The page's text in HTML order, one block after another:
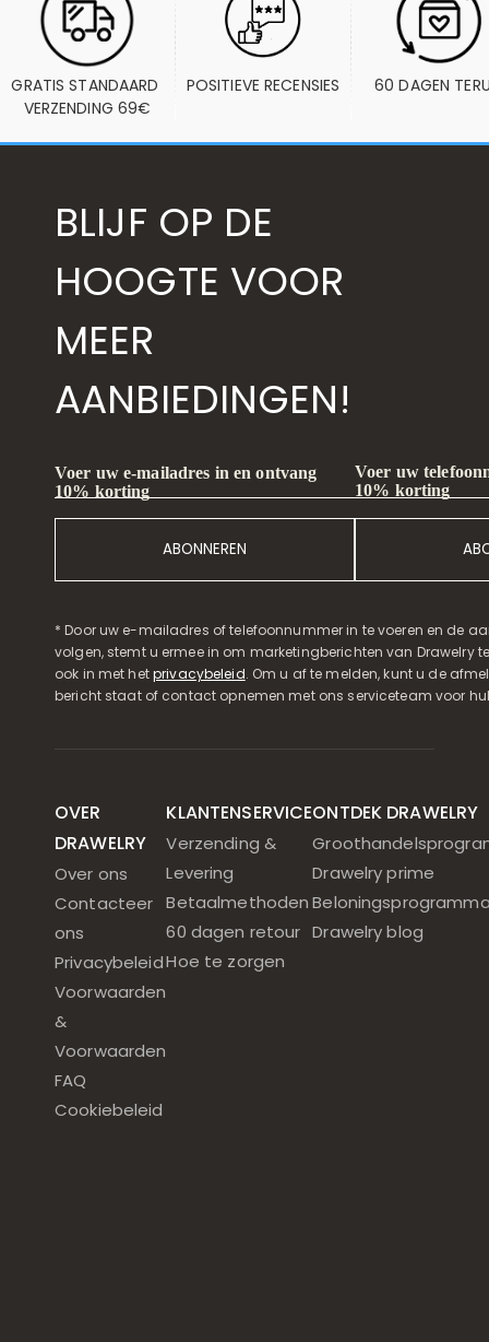
GRATIS STANDAARD
VERZENDING 69€
POSITIEVE RECENSIES 60 DAGEN
BLIJF OP DE
HOOGTE VOOR
MEER
AANBIEDINGEN!
Voer uw e-mailadres in en ontvang
10% korting
ABONNEREN
Voer uw
10% korting
* Door uw e-mailadres of telefoonnummer in te voeren en de
volgen, stemt u ermee in om marketingberichten van Drawelry
ook in met hetprivacybeleid. Om u af te melden, kunt u de
bericht staat of contact opnemen met ons serviceteam voor
OVER
DRAWELRY
Over ons
Contacteer
ons
Privacybeleid
Voorwaarden
&
Voorwaarden
FAQ
Cookiebeleid
KLANTENSERVICE
Verzending &
Levering
Betaalmethoden
60 dagen retour
Hoe te zorgen
ONTDEK DRAWELRY
Drawelry prime
Drawelry blog